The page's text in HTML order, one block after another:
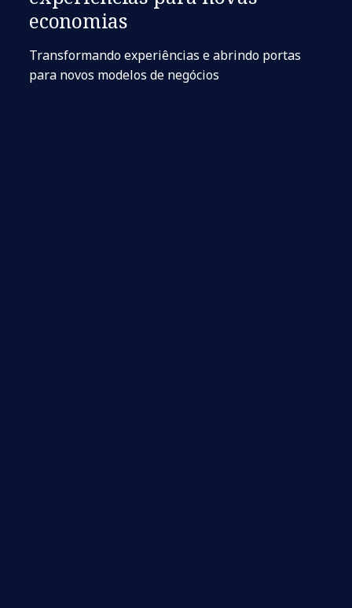
economias
Transformando experiências e abrindo portas
para novos modelos de negócios